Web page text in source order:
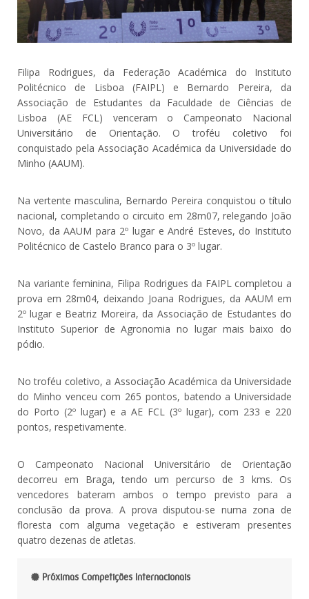
Filipa Rodrigues, da Federação Académica do Instituto
Politécnico de Lisboa (FAIPL) e Bernardo Pereira, da
Associação de Estudantes da Faculdade de Ciências de
Lisboa (AE FCL) venceram o Campeonato Nacional
Universitário de Orientação. O troféu coletivo foi
conquistado pela Associação Académica da Universidade do
Minho (AAUM).
Na vertente masculina, Bernardo Pereira conquistou o título
nacional, completando o circuito em 28m07, relegando João
Novo, da AAUM para 2º lugar e André Esteves, do Instituto
Politécnico de Castelo Branco para o 3º lugar.
Na variante feminina, Filipa Rodrigues da FAIPL completou a
prova em 28m04, deixando Joana Rodrigues, da AAUM em
2º lugar e Beatriz Moreira, da Associação de Estudantes do
Instituto Superior de Agronomia no lugar mais baixo do
pódio.
No troféu coletivo, a Associação Académica da Universidade
do Minho venceu com 265 pontos, batendo a Universidade
do Porto (2º lugar) e a AE FCL (3º lugar), com 233 e 220
pontos, respetivamente.
O Campeonato Nacional Universitário de Orientação
decorreu em Braga, tendo um percurso de 3 kms. Os
vencedores bateram ambos o tempo previsto para a
conclusão da prova. A prova disputou-se numa zona de
floresta com alguma vegetação e estiveram presentes
quatro dezenas de atletas.
Próximas Competições Internacionais